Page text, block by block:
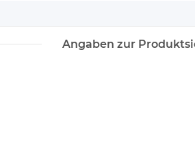
Angaben zur